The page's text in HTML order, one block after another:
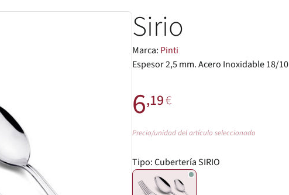
Sirio
Marca: Pinti
Espesor 2,5 mm. Acero Inoxidable 18/10
6,19€
Precio/unidad del artículo seleccionado
Tipo:Cubertería SIRIO